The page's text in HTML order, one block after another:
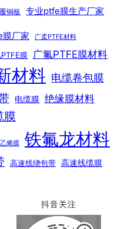
铜板 专业ptfe膜生产厂家
厂家 广柔PTFE材料
膜 广氟PTFE膜材料
材料 电缆卷包膜
电缆膜 绝缘膜材料
膜
烯膜 铁氟龙材料
高速线绕包带 高速线缆膜
抖音关注